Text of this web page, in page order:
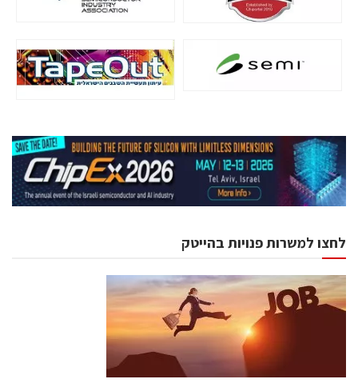
לחצו למשרות פנויות בהייטק